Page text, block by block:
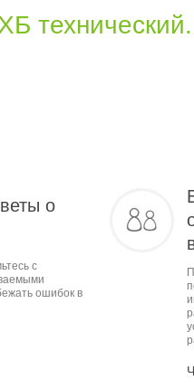
о
с
ошибок в